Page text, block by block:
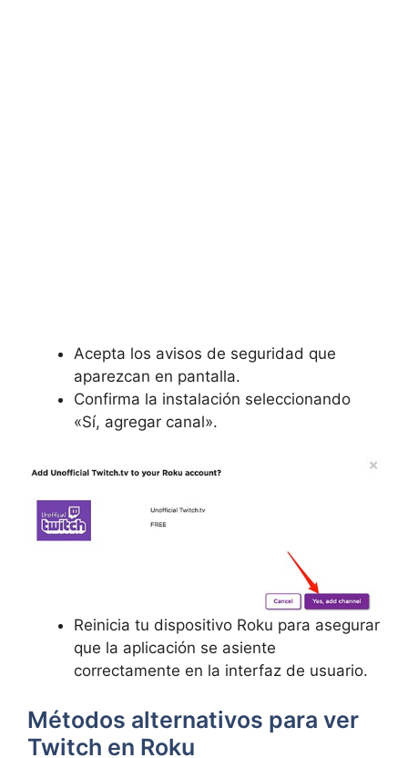
Acepta los avisos de seguridad que
aparezcan en pantalla.
Confirma la instalación seleccionando
«Sí, agregar canal».
Reinicia tu dispositivo Roku para asegurar
que la aplicación se asiente
correctamente en la interfaz de usuario.
Métodos alternativos para ver
Twitch en Roku